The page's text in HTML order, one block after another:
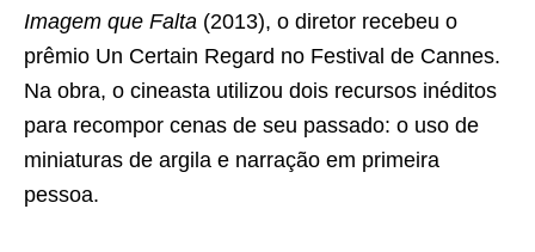
Imagem que Falta (2013), o diretor recebeu o
prêmio Un Certain Regard no Festival de Cannes.
Na obra, o cineasta utilizou dois recursos inéditos
para recompor cenas de seu passado: o uso de
miniaturas de argila e narração em primeira
pessoa.